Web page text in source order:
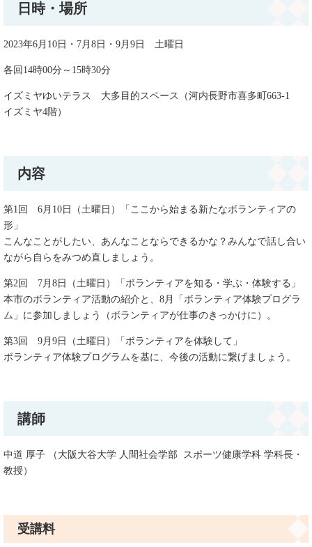
日時・場所
2023年6月10日・7月8日・9月9日 土曜日
各回14時00分～15時30分
イズミヤゆいテラス 大多目的スペース（河内長野市喜多町663-1
イズミヤ4階）
内容
第1回 6月10日（土曜日）「ここから始まる新たなボランティアの
形」
こんなことがしたい、あんなことならできるかな？みんなで話し合い
ながら自らをみつめ直しましょう。
第2回 7月8日（土曜日）「ボランティアを知る・学ぶ・体験する」
本市のボランティア活動の紹介と、8月「ボランティア体験プログラ
ム」に参加しましょう（ボランティアが仕事のきっかけに）。
第3回 9月9日（土曜日）「ボランティアを体験して」
ボランティア体験プログラムを基に、今後の活動に繋げましょう。
講師
中道 厚子
（大阪大谷大学 人間社会学部 スポーツ健康学科 学科長・
教授）
受講料